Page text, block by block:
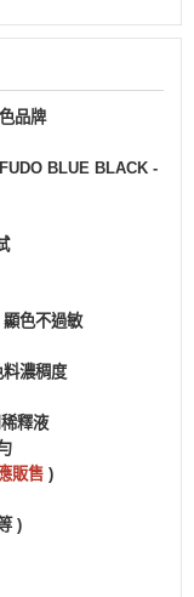
品牌
BLUE BLACK-
色不過敏
濃稠度
釋液
販售)
)